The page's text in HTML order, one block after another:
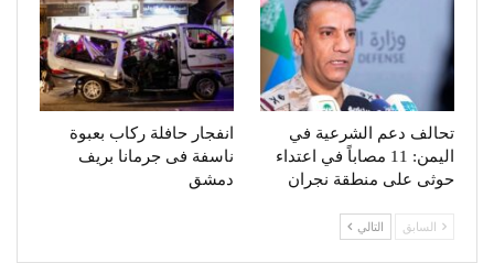
تحالف دعم الشرعية في
اليمن: 11 مصاباً في اعتداء
حوثى على منطقة نجران
انفجار حافلة ركاب بعبوة
ناسفة فى جرمانا بريف
دمشق
السابق التالي